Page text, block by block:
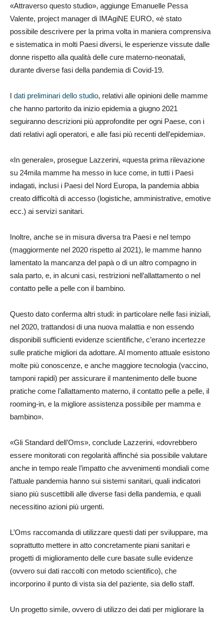
«Attraverso questo studio», aggiunge Emanuelle Pessa
Valente, project manager di IMAgiNE EURO, «è stato
possibile descrivere per la prima volta in maniera comprensiva
e sistematica in molti Paesi diversi, le esperienze vissute dalle
donne rispetto alla qualità delle cure materno-neonatali,
durante diverse fasi della pandemia di Covid-19.
I dati preliminari dello studio, relativi alle opinioni delle mamme
che hanno partorito da inizio epidemia a giugno 2021
seguiranno descrizioni più approfondite per ogni Paese, con i
dati relativi agli operatori, e alle fasi più recenti dell’epidemia».
«In generale», prosegue Lazzerini, «questa prima rilevazione
su 24mila mamme ha messo in luce come, in tutti i Paesi
indagati, inclusi i Paesi del Nord Europa, la pandemia abbia
creato difficoltà di accesso (logistiche, amministrative, emotive
ecc.) ai servizi sanitari.
Inoltre, anche se in misura diversa tra Paesi e nel tempo
(maggiormente nel 2020 rispetto al 2021), le mamme hanno
lamentato la mancanza del papà o di un altro compagno in
sala parto, e, in alcuni casi, restrizioni nell’allattamento o nel
contatto pelle a pelle con il bambino.
Questo dato conferma altri studi: in particolare nelle fasi iniziali,
nel 2020, trattandosi di una nuova malattia e non essendo
disponibili sufficienti evidenze scientifiche, c’erano incertezze
sulle pratiche migliori da adottare. Al momento attuale esistono
molte più conoscenze, e anche maggiore tecnologia (vaccino,
tamponi rapidi) per assicurare il mantenimento delle buone
pratiche come l’allattamento materno, il contatto pelle a pelle, il
rooming-in, e la migliore assistenza possibile per mamma e
bambino».
«Gli Standard dell’Oms», conclude Lazzerini, «dovrebbero
essere monitorati con regolarità affinché sia possibile valutare
anche in tempo reale l’impatto che avvenimenti mondiali come
l’attuale pandemia hanno sui sistemi sanitari, quali indicatori
siano più suscettibili alle diverse fasi della pandemia, e quali
necessitino azioni più urgenti.
L’Oms raccomanda di utilizzare questi dati per sviluppare, ma
soprattutto mettere in atto concretamente piani sanitari e
progetti di miglioramento delle cure basate sulle evidenze
(ovvero sui dati raccolti con metodo scientifico), che
incorporino il punto di vista sia del paziente, sia dello staff.
Un progetto simile, ovvero di utilizzo dei dati per migliorare la